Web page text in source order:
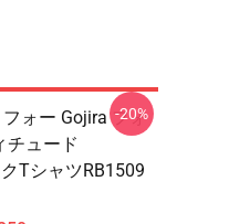
ォー Gojira フォ
チュード
TシャツRB1509
-20%